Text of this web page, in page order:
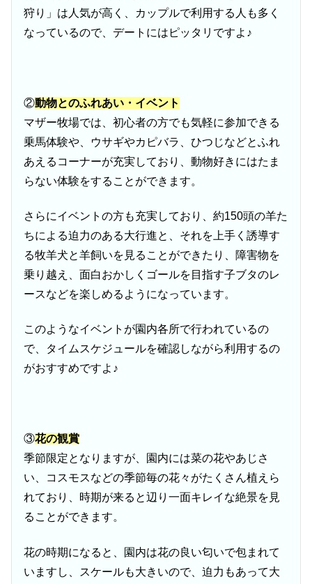
狩り」は人気が高く、カップルで利用する人も多く
なっているので、デートにはピッタリですよ♪
②動物とのふれあい・イベント
マザー牧場では、初心者の方でも気軽に参加できる
乗馬体験や、ウサギやカピバラ、ひつじなどとふれ
あえるコーナーが充実しており、動物好きにはたま
らない体験をすることができます。
さらにイベントの方も充実しており、約150頭の羊た
ちによる迫力のある大行進と、それを上手く誘導す
る牧羊犬と羊飼いを見ることができたり、障害物を
乗り越え、面白おかしくゴールを目指す子ブタのレ
ースなどを楽しめるようになっています。
このようなイベントが園内各所で行われているの
で、タイムスケジュールを確認しながら利用するの
がおすすめですよ♪
③花の観賞
季節限定となりますが、園内には菜の花やあじさ
い、コスモスなどの季節毎の花々がたくさん植えら
れており、時期が来ると辺り一面キレイな絶景を見
ることができます。
花の時期になると、園内は花の良い匂いで包まれて
いますし、スケールも大きいので、迫力もあって大